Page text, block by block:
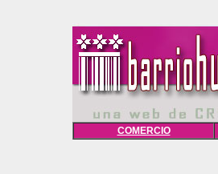
COMERCIO